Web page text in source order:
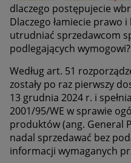
dlaczego postępujecie
Dlaczego łamiecie prawo
utrudniać sprzedawcom
podlegających wymogowi?
Według art. 51
zostały po raz pierwszy
13 grudnia 2024 r. i
2001/95/WE w sprawie
produktów (ang. General
nadal sprzedawać bez
informacji wymaganych